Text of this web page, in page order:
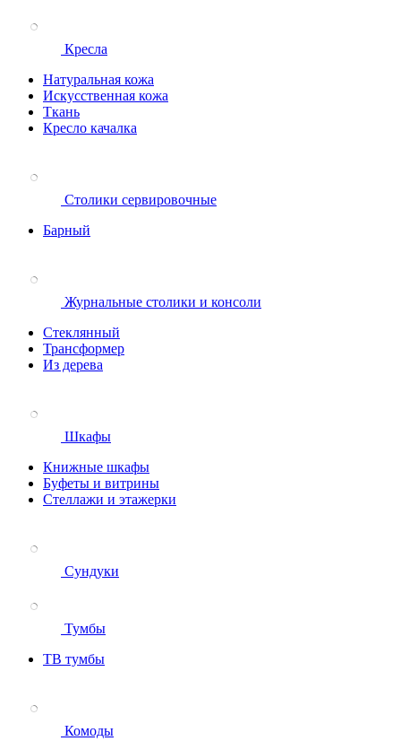
Кресла
Натуральная кожа
Искусственная кожа
Ткань
Кресло качалка
Столики сервировочные
Барный
Журнальные столики и консоли
Стеклянный
Трансформер
Из дерева
Шкафы
Книжные шкафы
Буфеты и витрины
Стеллажи и этажерки
Сундуки
Тумбы
ТВ тумбы
Комоды